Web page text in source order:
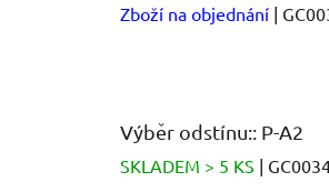
Zboží na objednání |
Výběr odstínu:: P-A2
SKLADEM > 5 KS |